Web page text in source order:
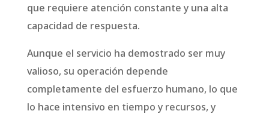
que requiere atención constante y una alta
capacidad de respuesta.
Aunque el servicio ha demostrado ser muy
valioso, su operación depende
completamente del esfuerzo humano, lo que
lo hace intensivo en tiempo y recursos, y